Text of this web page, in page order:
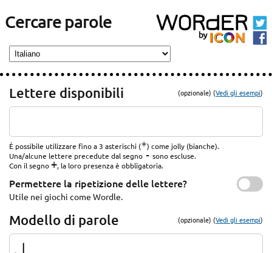
Cercare parole
Lettere disponibili (opzionale) (Vedi gli esempi)
È possibile utilizzare fino a 3 asterischi (*) come jolly (bianche).
Una/alcune lettere precedute dal segno - sono escluse.
Con il segno+, la loro presenza è obbligatoria.
Permettere la ripetizione delle lettere?
Utile nei giochi come Wordle.
Modello di parole (opzionale) (Vedi gli esempi)